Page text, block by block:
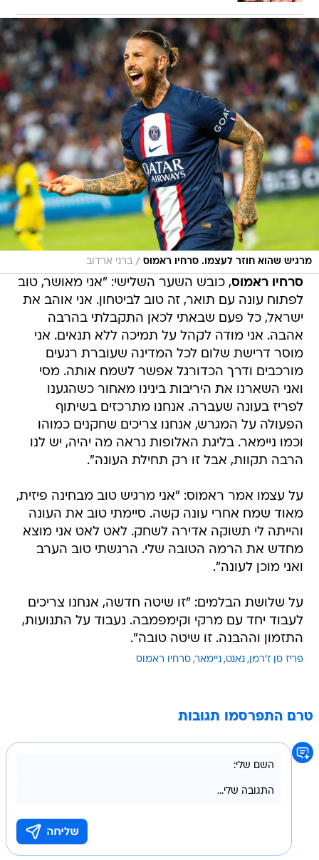
מרגיש שהוא חוזר לעצמו. סרחיו ראמוס / ברני ארדוב
סרחיו ראמוס, כובש השער השלישי: "אני מאושר, טוב
לפתוח עונה עם תואר, זה טוב לביטחון. אני אוהב את
ישראל, כל פעם שבאתי לכאן התקבלתי בהרבה
אהבה. אני מודה לקהל על תמיכה ללא תנאים. אני
מוסר דרישת שלום לכל המדינה שעוברת רגעים
מורכבים ודרך הכדורגל אפשר לשמח אותה. מסי
ואני השארנו את היריבות בינינו מאחור כשהגענו
לפריז בעונה שעברה. אנחנו מתרכזים בשיתוף
הפעולה על המגרש, אנחנו צריכים שחקנים כמוהו
וכמו ניימאר. בליגת האלופות נראה מה יהיה, יש לנו
הרבה תקוות, אבל זו רק תחילת העונה".
על עצמו אמר ראמוס: "אני מרגיש טוב מבחינה פיזית,
מאוד שמח אחרי עונה קשה. סיימתי טוב את העונה
והייתה לי תשוקה אדירה לשחק. לאט לאט אני מוצא
מחדש את הרמה הטובה שלי. הרגשתי טוב הערב
ואני מוכן לעונה".
על שלושת הבלמים: "זו שיטה חדשה, אנחנו צריכים
לעבוד יחד עם מרקי וקימפמבה. נעבוד על התנועות,
התזמון וההבנה. זו שיטה טובה".
פריז סן ז'רמן נאנט ניימאר סרחיו ראמוס
טרם התפרסמו תגובות